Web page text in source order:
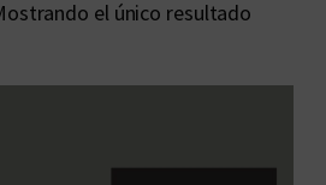
el único resultado